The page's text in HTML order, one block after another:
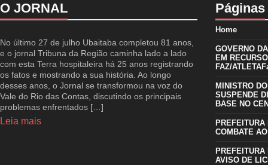
O JORNAL
No último 27 de julho Ubaitaba completou 81 anos,
e o jornal Tribuna da Região caminha lado a lado
com esta Terra hospitaleira há 25 anos registrando
os fatos e mostrando a sua história. Ao longo
desses anos, o Jornal se transformou na voz do
Vale do Rio das Contas, discutindo os principais
problemas enfrentados […]
Leia mais
Páginas
Home
GOVERNO
EM
FAZ/
MINISTRO
SUSPENDE
BASE NO
COMBATE
AVISO DE